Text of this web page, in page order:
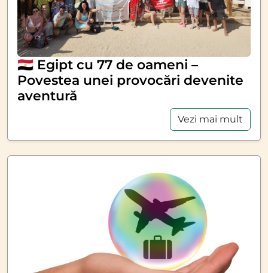
🇪🇬 Egipt cu 77 de oameni –
Povestea unei provocări devenite
aventură
Vezi mai mult